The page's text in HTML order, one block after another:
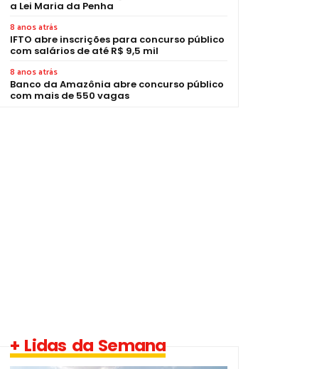
a Lei Maria da Penha
8 anos atrás
IFTO abre inscrições para concurso público
com salários de até R$ 9,5 mil
8 anos atrás
Banco da Amazônia abre concurso público
com mais de 550 vagas
+ Lidas da Semana